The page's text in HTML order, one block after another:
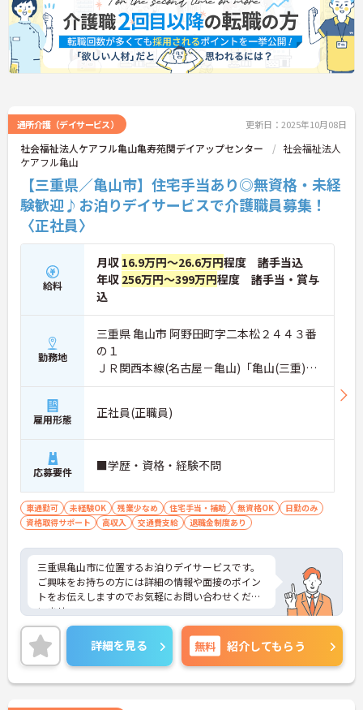
通所介護（デイサービス） 更新日：2025年10月08日
社会福祉法人ケアフル亀山亀寿苑関デイアップセンター
社会福祉法人
ケアフル亀山
【三重県／亀山市】住宅手当あり◎無資格・未経
験歓迎♪お泊りデイサービスで介護職員募集！
〈正社員〉
給料
月収 16.9万円～26.6万円程度 諸手当込
年収 256万円～399万円程度 諸手当・賞与
込
勤務地
三重県 亀山市 阿野田町字二本松２４４３番
の１
ＪＲ関西本線(名古屋－亀山)「亀山(三重)
駅」バス・車10分
雇用形態 正社員(正職員)
応募要件 ■学歴・資格・経験不問
車通勤可 未経験OK 残業少なめ 住宅手当・補助 無資格OK
日勤のみ
資格取得サポート
高収入 交通費支給 退職金制度あり
三重県亀山市に位置するお泊りデイサービスです。
ご興味をお持ちの方には詳細の情報や面接のポイン
トをお伝えしますのでお気軽にお問い合わせくださ
いませ。
詳細を見る 無料 紹介してもらう